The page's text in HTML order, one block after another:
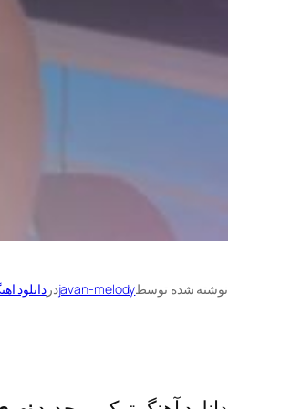
نوشته شده توسطjavan-melodyدردانلود